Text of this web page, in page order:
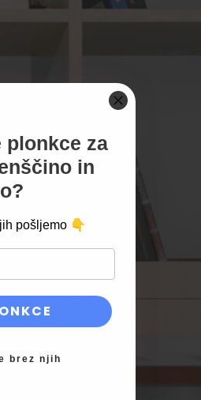
plonkce za
in
pošljemo 👇
brez njih